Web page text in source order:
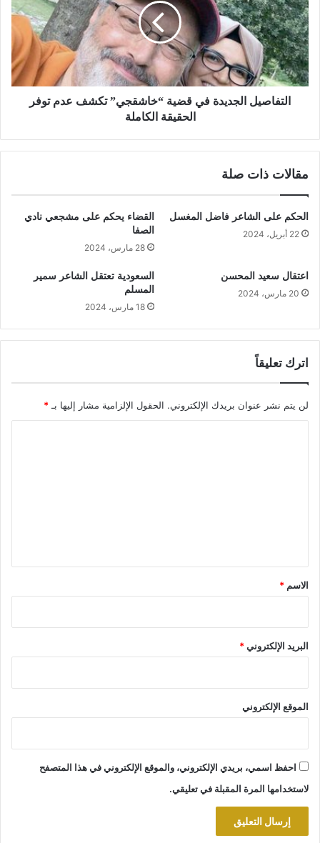
التفاصيل الجديدة في قضية “خاشقجي” تكشف عدم توفر
الحقيقة الكاملة
مقالات ذات صلة
الحكم على الشاعر فاضل المغسل
22 أبريل، 2024
القضاء يحكم على مشجعي نادي
الصفا
28 مارس، 2024
اعتقال سعيد المحسن
20 مارس، 2024
السعودية تعتقل الشاعر سمير
المسلم
18 مارس، 2024
اترك تعليقاً
لن يتم نشر عنوان بريدك الإلكتروني. الحقول الإلزامية مشار إليها بـ *
*
الاسم *
البريد الإلكتروني*
الموقع الإلكتروني
احفظ اسمي، بريدي الإلكتروني، والموقع الإلكتروني في هذا المتصفح
لاستخدامها المرة المقبلة في تعليقي.